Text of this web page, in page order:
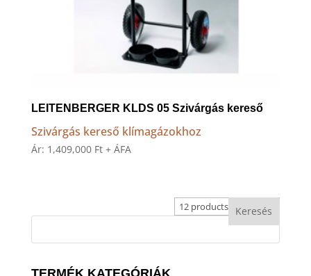
LEITENBERGER KLDS 05 Szivárgás kereső
Szivárgás kereső klímagázokhoz
Ár: 1,409,000 Ft + ÁFA
TERMÉK KATEGÓRIÁK